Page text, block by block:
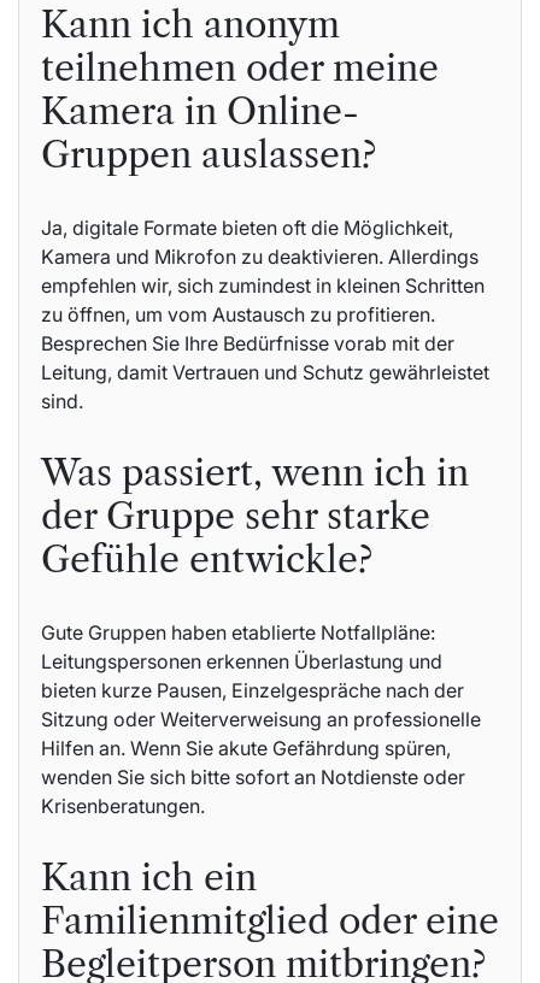
Kann ich anonym
teilnehmen oder meine
Kamera in Online-
Gruppen auslassen?
Ja, digitale Formate bieten oft die Möglichkeit,
Kamera und Mikrofon zu deaktivieren. Allerdings
empfehlen wir, sich zumindest in kleinen Schritten
zu öffnen, um vom Austausch zu profitieren.
Besprechen Sie Ihre Bedürfnisse vorab mit der
Leitung, damit Vertrauen und Schutz gewährleistet
sind.
Was passiert, wenn ich in
der Gruppe sehr starke
Gefühle entwickle?
Gute Gruppen haben etablierte Notfallpläne:
Leitungspersonen erkennen Überlastung und
bieten kurze Pausen, Einzelgespräche nach der
Sitzung oder Weiterverweisung an professionelle
Hilfen an. Wenn Sie akute Gefährdung spüren,
wenden Sie sich bitte sofort an Notdienste oder
Krisenberatungen.
Kann ich ein
Familienmitglied oder eine
Begleitperson mitbringen?